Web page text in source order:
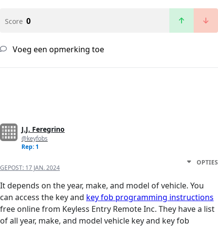
Score 0
Voeg een opmerking toe
J.J. Feregrino
@keyfobs
Rep: 1
GEPOST: 17 JAN. 2024
OPTIES
It depends on the year, make, and model of vehicle. You
can access the key and key fob programming instructions
free online from Keyless Entry Remote Inc. They have a list
of all year, make, and model vehicle key and key fob